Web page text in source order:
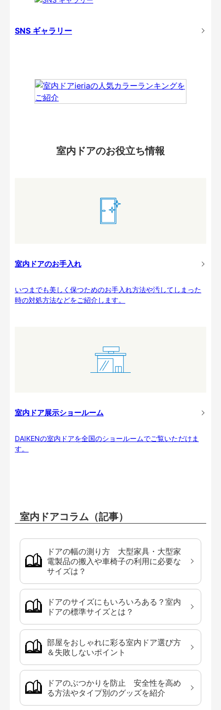
SNS ギャラリー
室内ドアのお役立ち情報
室内ドアのお手入れ
いつまでも美しく保つためのお手入れ方法や汚してしまった
時の対処方法などをご紹介します。
室内ドア展示ショールーム
DAIKENの室内ドアを全国のショールームでご覧いただけま
す。
室内ドアコラム（記事）
ドアの幅の測り方 大型家具・大型家
電製品の搬入や車椅子の利用に必要な
サイズは？
ドアのサイズにもいろいろある？室内
ドアの標準サイズとは？
部屋をおしゃれに彩る室内ドア選び方
＆失敗しないポイント
ドアのぶつかりを防止 安全性を高め
る方法やタイプ別のグッズを紹介